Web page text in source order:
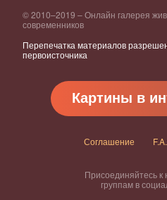
© 2010–2019 – Онлайн галерея
современников
Перепечатка материалов
первоисточника
Картины в
Соглашение
Присоединяйтесь
группам в